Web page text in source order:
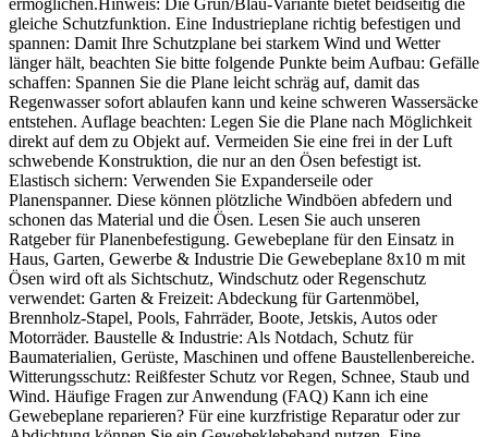
ermöglichen.Hinweis: Die Grün/Blau-Variante bietet beidseitig die
gleiche Schutzfunktion. Eine Industrieplane richtig befestigen und
spannen: Damit Ihre Schutzplane bei starkem Wind und Wetter
länger hält, beachten Sie bitte folgende Punkte beim Aufbau: Gefälle
schaffen: Spannen Sie die Plane leicht schräg auf, damit das
Regenwasser sofort ablaufen kann und keine schweren Wassersäcke
entstehen. Auflage beachten: Legen Sie die Plane nach Möglichkeit
direkt auf dem zu Objekt auf. Vermeiden Sie eine frei in der Luft
schwebende Konstruktion, die nur an den Ösen befestigt ist.
Elastisch sichern: Verwenden Sie Expanderseile oder
Planenspanner. Diese können plötzliche Windböen abfedern und
schonen das Material und die Ösen. Lesen Sie auch unseren
Ratgeber für Planenbefestigung. Gewebeplane für den Einsatz in
Haus, Garten, Gewerbe & Industrie Die Gewebeplane 8x10 m mit
Ösen wird oft als Sichtschutz, Windschutz oder Regenschutz
verwendet: Garten & Freizeit: Abdeckung für Gartenmöbel,
Brennholz-Stapel, Pools, Fahrräder, Boote, Jetskis, Autos oder
Motorräder. Baustelle & Industrie: Als Notdach, Schutz für
Baumaterialien, Gerüste, Maschinen und offene Baustellenbereiche.
Witterungsschutz: Reißfester Schutz vor Regen, Schnee, Staub und
Wind. Häufige Fragen zur Anwendung (FAQ) Kann ich eine
Gewebeplane reparieren? Für eine kurzfristige Reparatur oder zur